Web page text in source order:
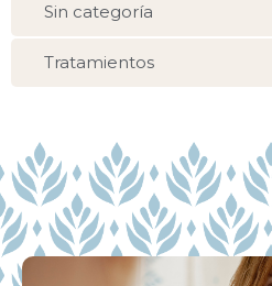
Sin categoría
Tratamientos